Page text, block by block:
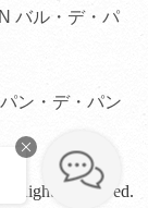
バル・デ・パ
ン・デ・パン
Rights Reserved.